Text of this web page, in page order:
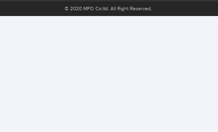
© 2020 MPO Co.ltd. All Right Reserved.